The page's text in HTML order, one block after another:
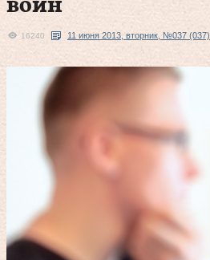
войн
16240 11 июня 2013, вторник, №037 (037)